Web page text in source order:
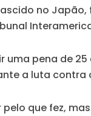
no
uma pena de
a luta contra
pelo que fez,